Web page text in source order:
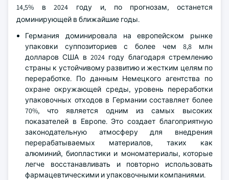
14,5% в 2024 году и, по прогнозам, останется
доминирующей в ближайшие годы.
Германия доминировала на европейском рынке
упаковки суппозиториев с более чем 8,8 млн
долларов США в 2024 году благодаря стремлению
страны к устойчивому развитию и жестким целям по
переработке. По данным Немецкого агентства по
охране окружающей среды, уровень переработки
упаковочных отходов в Германии составляет более
70%, что является одним из самых высоких
показателей в Европе. Это создает благоприятную
законодательную атмосферу для внедрения
перерабатываемых материалов, таких как
алюминий, биопластики и мономатериалы, которые
легче восстанавливать и повторно использовать
фармацевтическими и упаковочными компаниями.